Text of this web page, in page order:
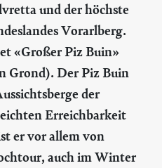
und der höchste
Vorarlberg.
«Großer Piz Buin»
Grond). Der Piz Buin
der
Erreichbarkeit
er vor allem von
auch im Winter